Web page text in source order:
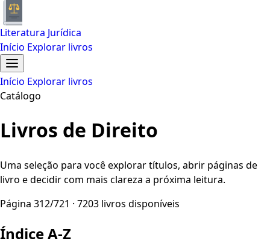
Literatura Jurídica
Início Explorar livros
Início Explorar livros
Catálogo
Livros de Direito
Uma seleção para você explorar títulos, abrir páginas de
livro e decidir com mais clareza a próxima leitura.
Página 312/721 · 7203 livros disponíveis
Índice A-Z